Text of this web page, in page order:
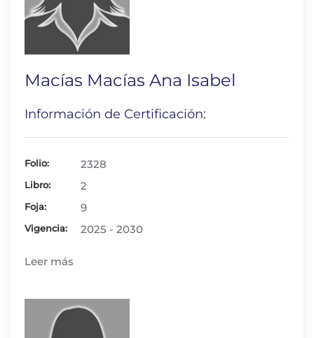
Macías Macías Ana Isabel
Información de Certificación:
Folio: 2328
Libro: 2
Foja: 9
Vigencia: 2025 - 2030
Leer más